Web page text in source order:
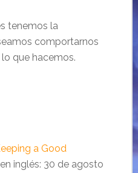
tenemos la
comportarnos
que hacemos.
a Good
inglés: 30 de agosto